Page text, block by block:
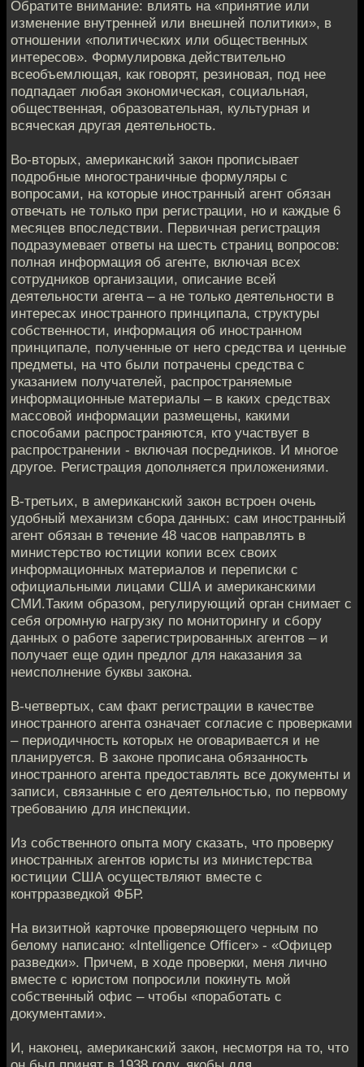
Обратите внимание: влиять на «принятие или
изменение внутренней или внешней политики», в
отношении «политических или общественных
интересов». Формулировка действительно
всеобъемлющая, как говорят, резиновая, под нее
подпадает любая экономическая, социальная,
общественная, образовательная, культурная и
всяческая другая деятельность.
Во-вторых, американский закон прописывает
подробные многостраничные формуляры с
вопросами, на которые иностранный агент обязан
отвечать не только при регистрации, но и каждые 6
месяцев впоследствии. Первичная регистрация
подразумевает ответы на шесть страниц вопросов:
полная информация об агенте, включая всех
сотрудников организации, описание всей
деятельности агента – а не только деятельности в
интересах иностранного принципала, структуры
собственности, информация об иностранном
принципале, полученные от него средства и ценные
предметы, на что были потрачены средства с
указанием получателей, распространяемые
информационные материалы – в каких средствах
массовой информации размещены, какими
способами распространяются, кто участвует в
распространении - включая посредников. И многое
другое. Регистрация дополняется приложениями.
В-третьих, в американский закон встроен очень
удобный механизм сбора данных: сам иностранный
агент обязан в течение 48 часов направлять в
министерство юстиции копии всех своих
информационных материалов и переписки с
официальными лицами США и американскими
СМИ.Таким образом, регулирующий орган снимает с
себя огромную нагрузку по мониторингу и сбору
данных о работе зарегистрированных агентов – и
получает еще один предлог для наказания за
неисполнение буквы закона.
В-четвертых, сам факт регистрации в качестве
иностранного агента означает согласие с проверками
– периодичность которых не оговаривается и не
планируется. В законе прописана обязанность
иностранного агента предоставлять все документы и
записи, связанные с его деятельностью, по первому
требованию для инспекции.
Из собственного опыта могу сказать, что проверку
иностранных агентов юристы из министерства
юстиции США осуществляют вместе с
контрразведкой ФБР.
На визитной карточке проверяющего черным по
белому написано: «Intelligence Officer» - «Офицер
разведки». Причем, в ходе проверки, меня лично
вместе с юристом попросили покинуть мой
собственный офис – чтобы «поработать с
документами».
И, наконец, американский закон, несмотря на то, что